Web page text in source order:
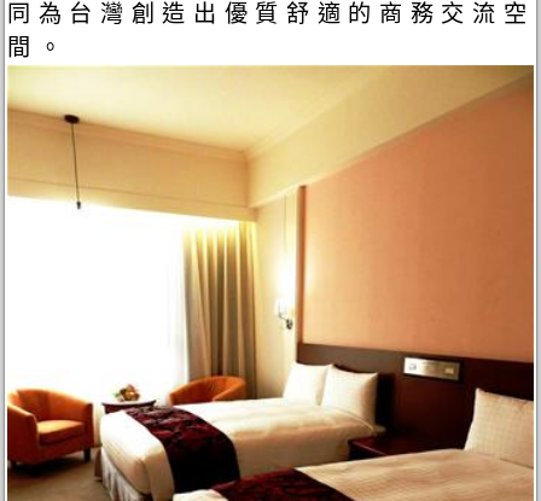
同為台灣創造出優質舒適的商務交流空
間。